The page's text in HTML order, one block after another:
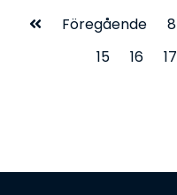
Föregående 8
15
16 17